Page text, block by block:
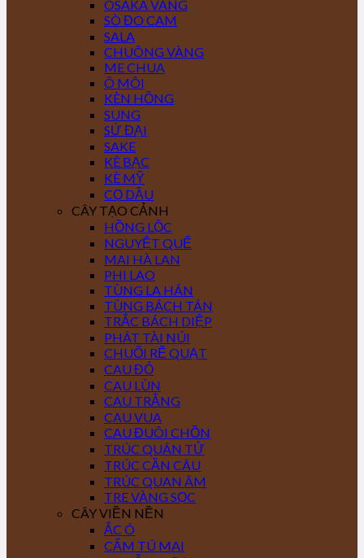
OSAKA VÀNG
SÒ ĐO CAM
SALA
CHUÔNG VÀNG
ME CHUA
Ô MÔI
KÈN HỒNG
SUNG
SỨ ĐẠI
SAKE
KÈ BẠC
KÈ MỸ
CỌ DẦU
CÂY TẠO CẢNH
HỒNG LỘC
NGUYỆT QUẾ
MAI HÀ LAN
PHI LAO
TÙNG LA HÁN
TÙNG BÁCH TÁN
TRẮC BÁCH DIỆP
PHÁT TÀI NÚI
CHUỐI RẼ QUẠT
CAU ĐỎ
CAU LÙN
CAU TRẮNG
CAU VUA
CAU ĐUÔI CHỒN
TRÚC QUÂN TỬ
TRÚC CẦN CÂU
TRÚC QUAN ÂM
TRE VÀNG SỌC
CÂY VIỀN NỀN
ẮC Ó
CẨM TÚ MAI